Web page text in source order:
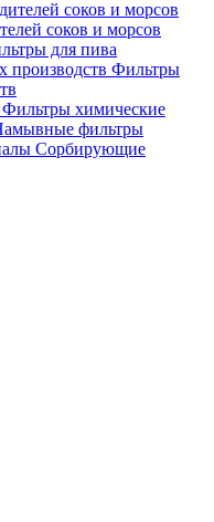
соков и морсов
для пива
Фильтры
Фильтры химические
фильтры
Сорбирующие